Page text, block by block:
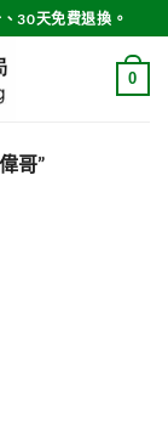
30天免費退換。
0
哥”